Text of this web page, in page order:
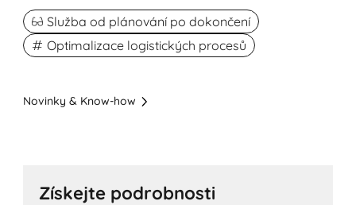
Služba od plánování po dokončení
Optimalizace logistických procesů
Novinky & Know-how
Získejte podrobnosti